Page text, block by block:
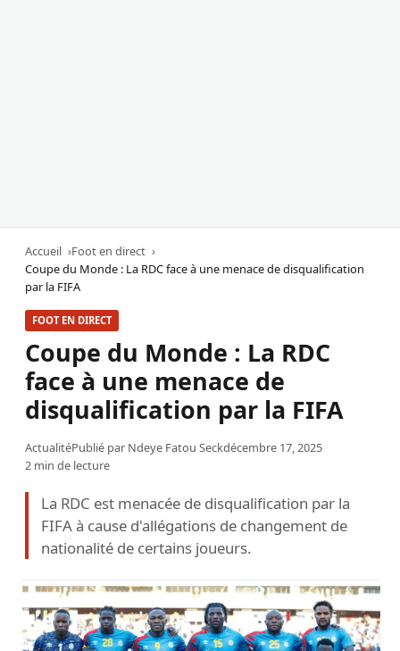
Accueil
Foot en direct
Coupe du Monde : La RDC face à une menace de disqualification
par la FIFA
FOOT EN DIRECT
Coupe du Monde : La RDC
face à une menace de
disqualification par la FIFA
ActualitéPublié par Ndeye Fatou Seckdécembre 17, 2025
2 min de lecture
La RDC est menacée de disqualification par la
FIFA à cause d'allégations de changement de
nationalité de certains joueurs.